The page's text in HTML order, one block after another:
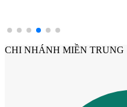
CHI NHÁNH MIỀN TRUNG